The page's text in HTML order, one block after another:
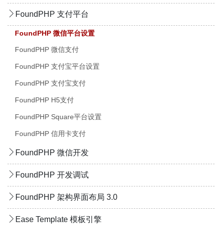
FoundPHP 支付平台
FoundPHP 微信平台设置
FoundPHP 微信支付
FoundPHP 支付宝平台设置
FoundPHP 支付宝支付
FoundPHP H5支付
FoundPHP Square平台设置
FoundPHP 信用卡支付
FoundPHP 微信开发
FoundPHP 开发调试
FoundPHP 架构界面布局 3.0
Ease Template 模板引擎